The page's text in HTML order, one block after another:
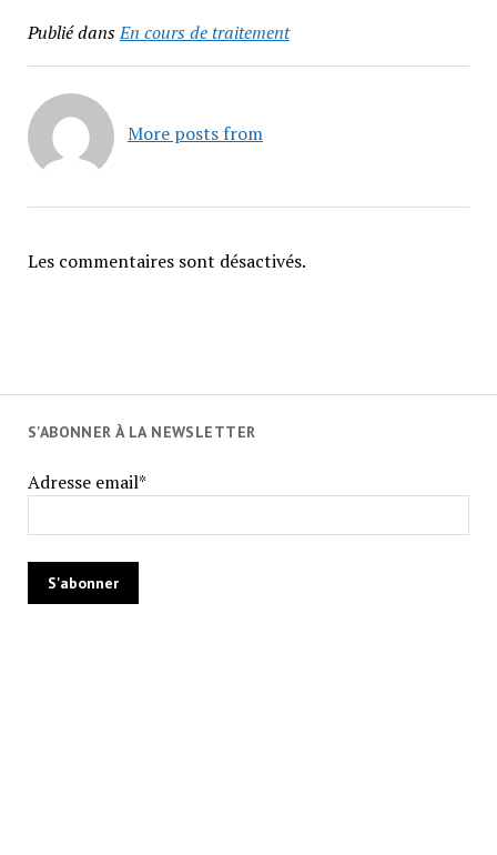
Publié dansEn cours de traitement
More posts from
Les commentaires sont désactivés.
S'ABONNER À LA NEWSLETTER
Adresse email*